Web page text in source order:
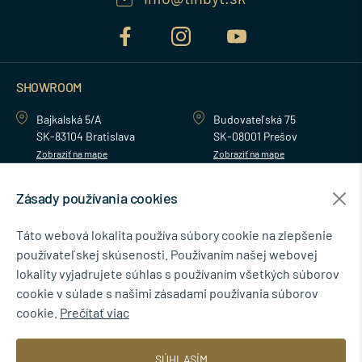
SHOWROOM
Bajkalská 5/A
SK-83104 Bratislava
Zobraziť na mape
Budovateľská 75
SK-08001 Prešov
Zobraziť na mape
NEWSLETTER
Zásady používania cookies
Táto webová lokalita používa súbory cookie na zlepšenie
používateľskej skúsenosti. Používaním našej webovej
lokality vyjadrujete súhlas s používaním všetkých súborov
cookie v súlade s našimi zásadami používania súborov
cookie. Prečítať viac
SÚHLASÍM